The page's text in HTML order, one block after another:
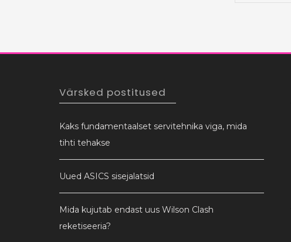
Värsked postitused
Kaks fundamentaalset servitehnika viga, mida
tihti tehakse
Uued ASICS sisejalatsid
Mida kujutab endast uus Wilson Clash
reketiseeria?